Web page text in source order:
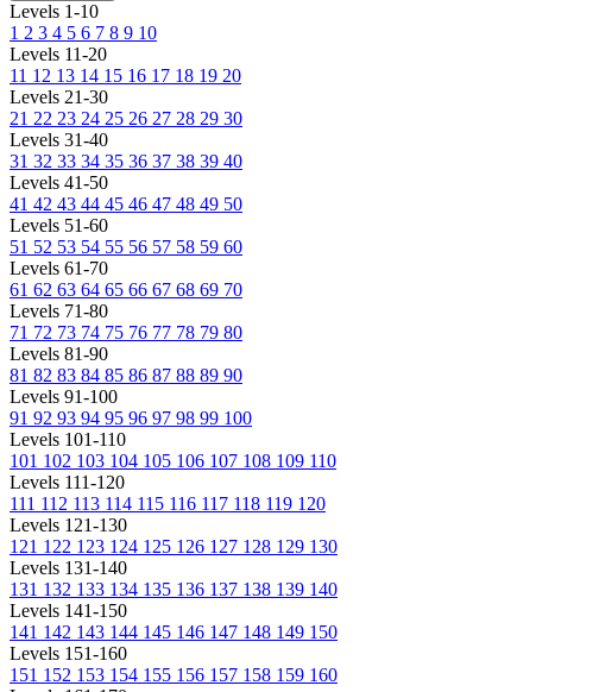
Levels 1-10
1 2 3 4 5 6 7 8 9 10
Levels 11-20
11 12 13 14 15 16 17 18 19 20
Levels 21-30
21 22 23 24 25 26 27 28 29 30
Levels 31-40
31 32 33 34 35 36 37 38 39 40
Levels 41-50
41 42 43 44 45 46 47 48 49 50
Levels 51-60
51 52 53 54 55 56 57 58 59 60
Levels 61-70
61 62 63 64 65 66 67 68 69 70
Levels 71-80
71 72 73 74 75 76 77 78 79 80
Levels 81-90
81 82 83 84 85 86 87 88 89 90
Levels 91-100
91 92 93 94 95 96 97 98 99 100
Levels 101-110
101 102 103 104 105 106 107 108 109 110
Levels 111-120
111 112 113 114 115 116 117 118 119 120
Levels 121-130
121 122 123 124 125 126 127 128 129 130
Levels 131-140
131 132 133 134 135 136 137 138 139 140
Levels 141-150
141 142 143 144 145 146 147 148 149 150
Levels 151-160
151 152 153 154 155 156 157 158 159 160